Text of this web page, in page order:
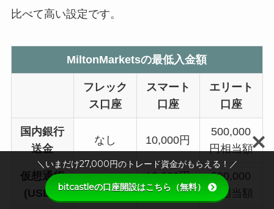
比べて高い設定です。
MiltonMarketsの最低入金額
フレック
ス口座
スマート
口座
エリート
口座
国内銀行
送金
なし 10,000円
500,000
円相当額
仮想通貨
(USDT)
なし
10,000円
相当額
500,000
円相当額
＼いまだけ27,000円のトレード資金がもらえる！／
bitcastleの口座開設はこちら（無料）